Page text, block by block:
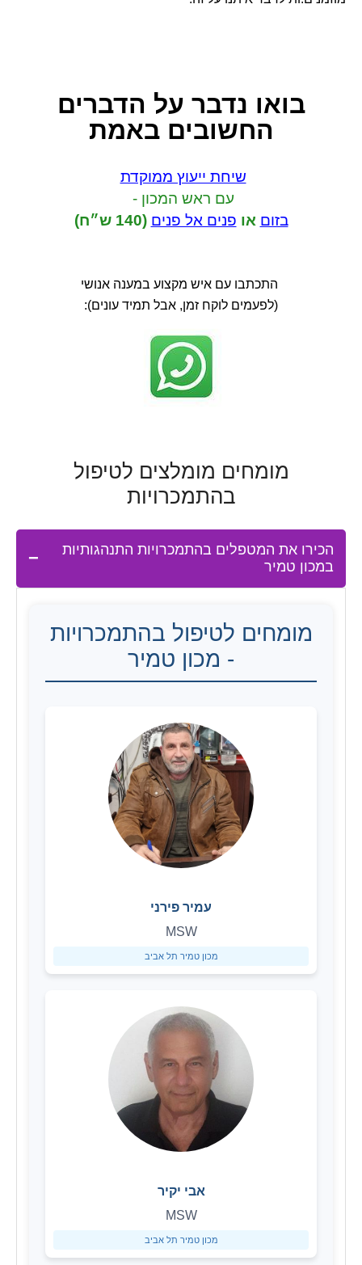
בואו נדבר על הדברים
החשובים באמת
שיחת ייעוץ ממוקדת
עם ראש המכון -
בזום או פנים אל פנים (140 ש״ח)
התכתבו עם איש מקצוע במענה אנושי
(לפעמים לוקח זמן, אבל תמיד עונים):
מומחים מומלצים לטיפול
בהתמכרויות
הכירו את המטפלים בהתמכרויות התנהגותיות
במכון טמיר
מומחים לטיפול בהתמכרויות
- מכון טמיר
עמיר פירני
MSW
מכון טמיר תל אביב
אבי יקיר
MSW
מכון טמיר תל אביב